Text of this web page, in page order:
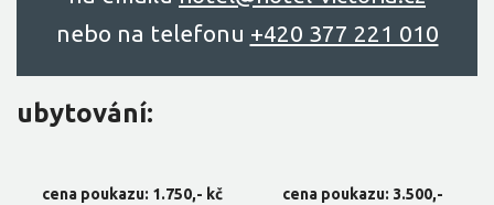
nebo na telefonu +420 377 221 010
ubytování:
cena poukazu: 1.750,- kč cena poukazu: 3.500,-